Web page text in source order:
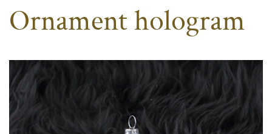
Ornament hologram